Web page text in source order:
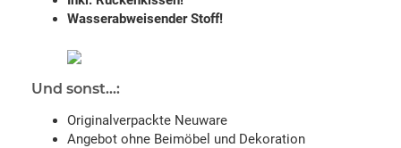
Wasserabweisender Stoff!
Und sonst...:
Originalverpackte Neuware
Angebot ohne Beimöbel und Dekoration